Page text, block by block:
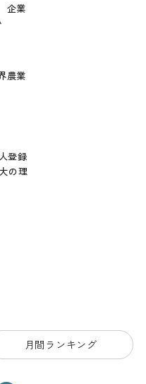
企業
農業
登録
の理
月間ランキング